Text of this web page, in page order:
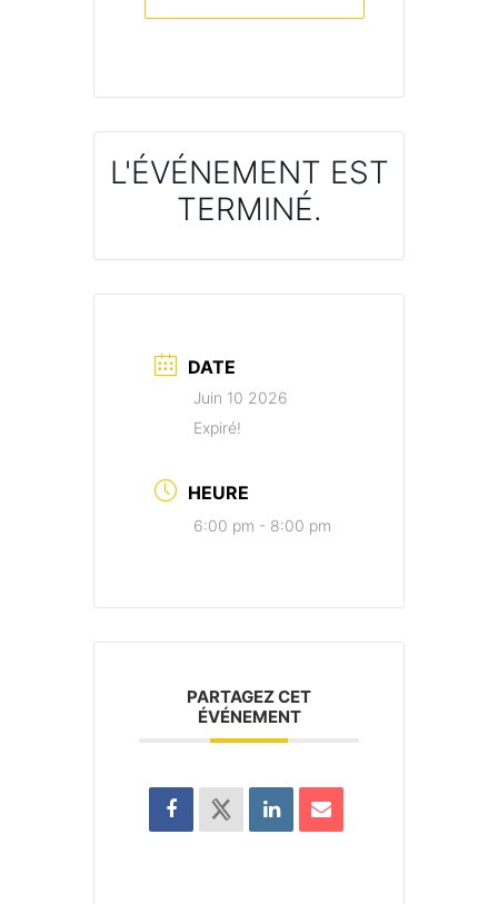
L'ÉVÉNEMENT EST
TERMINÉ.
DATE
Juin 10 2026
Expiré!
HEURE
6:00 pm - 8:00 pm
PARTAGEZ CET
ÉVÉNEMENT